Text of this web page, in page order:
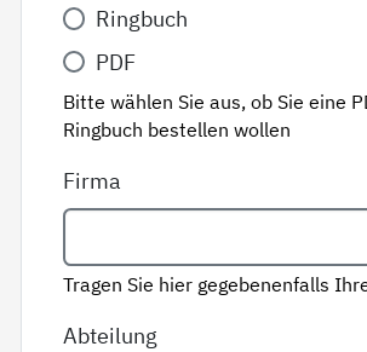
Variante*
Ringbuch
PDF
Bitte wählen Sie aus, ob Sie eine
Ringbuch bestellen wollen
Firma
Tragen Sie hier gegebenenfalls
Abteilung